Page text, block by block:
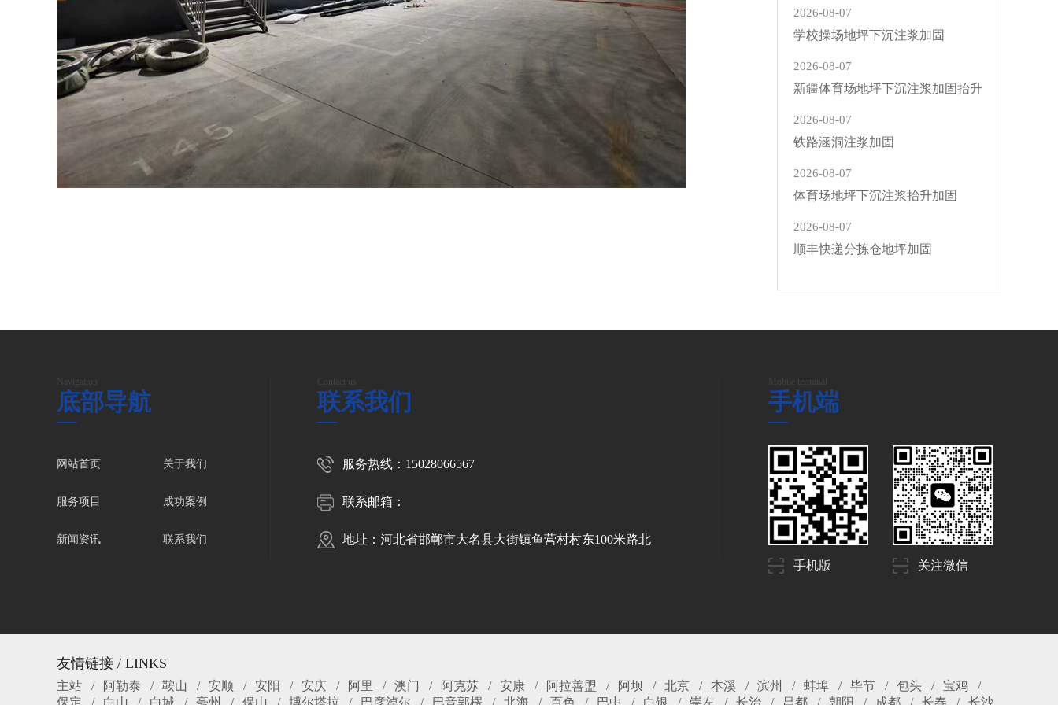
2026-08-07
学校操场地坪下沉注浆加固
2026-08-07
新疆体育场地坪下沉注浆加固抬升
2026-08-07
铁路涵洞注浆加固
2026-08-07
体育场地坪下沉注浆抬升加固
2026-08-07
顺丰快递分拣仓地坪加固
底部导航
网站首页 关于我们
服务项目 成功案例
新闻资讯 联系我们
联系我们
服务热线：15028066567
联系邮箱：
地址：河北省邯郸市大名县大街镇鱼营村村东100米路北
手机端
手机版 关注微信
友情链接 / LINKS
主站 阿勒泰 鞍山 安顺 安阳 安庆 阿里 澳门 阿克苏 安康 阿拉善盟 阿坝 北京 本溪 滨州 蚌埠 毕节 包头
宝鸡
保定
白山 白城 亳州 保山 博尔塔拉 巴彦淖尔 巴音郭楞 北海 百色 巴中 白银 崇左 长治 昌都 朝阳 成都 长春 长沙